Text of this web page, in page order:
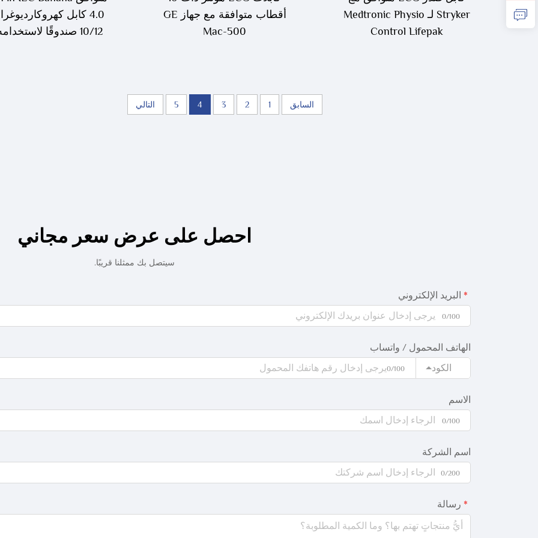
Stryker لـ Medtronic Physio
Control Lifepak
أقطاب متوافقة مع جهاز GE
Mac-500
4.0 كابل
10/12 صندوقًا
السابق 1
2
3
4
5 التالي
احصل على عرض سعر مجاني
سيتصل بك ممثلنا قريبًا.
البريد الإلكتروني
0/100
الهاتف المحمول / واتساب
الكود
0/100
الاسم
0/100
اسم الشركة
0/200
رسالة